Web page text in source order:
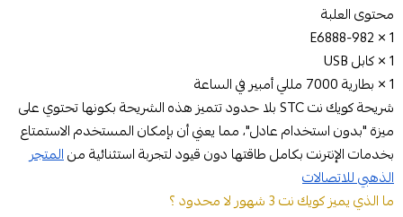
محتوى العلبة
1 × E6888-982
1 × كابل USB
1 × بطارية 7000 مللي أمبير في الساعة
شريحة كويك نت STC بلا حدود تتميز هذه الشريحة بكونها تحتوي على
ميزة "بدون استخدام عادل"، مما يعني أن بإمكان المستخدم الاستمتاع
بخدمات الإنترنت بكامل طاقتها دون قيود لتجربة استثنائية منالمتجر
الذهبي للاتصالات
ما الذي يميز كويك نت 3 شهور لا محدود ؟